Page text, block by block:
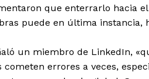
que enterrarlo hacia
puede en última instancia,
un miembro de LinkedIn,
errores a veces,